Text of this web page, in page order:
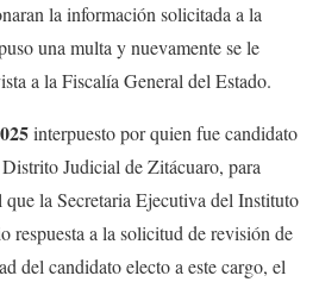
la información solicitada a la
una multa y nuevamente se le
a la Fiscalía General del Estado.
interpuesto por quien fue candidato
Judicial de Zitácuaro, para
la Secretaria Ejecutiva del Instituto
respuesta a la solicitud de revisión de
del candidato electo a este cargo, el